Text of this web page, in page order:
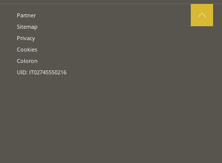
Partner
Sitemap
Privacy
Cookies
Coloron
UID: IT02745550216